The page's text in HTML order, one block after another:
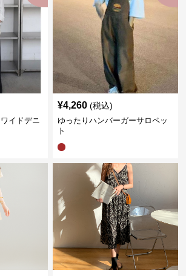
イドデニ
¥4,260 (税込)
ゆったりハンバーガーサロペッ
ト